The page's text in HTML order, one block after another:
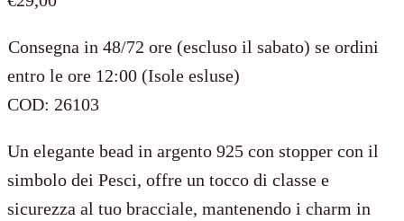
Consegna in 48/72 ore (escluso il sabato) se ordini
entro le ore 12:00 (Isole esluse)
COD: 26103
Un elegante bead in argento 925 con stopper con il
simbolo dei Pesci, offre un tocco di classe e
sicurezza al tuo bracciale, mantenendo i charm in